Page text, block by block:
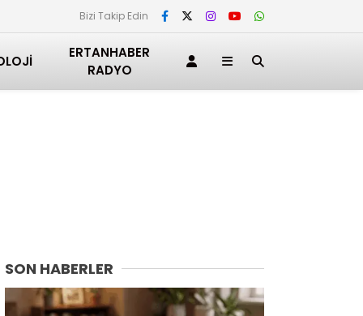
Bizi Takip Edin
ERTANHABER
RADYO
SON HABERLER